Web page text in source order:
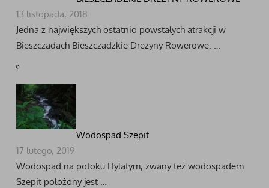
13 listopada, 2018
Jedna z największych ostatnio powstałych atrakcji w
Bieszczadach Bieszczadzkie Drezyny Rowerowe. …
Wodospad Szepit
17 lutego, 2019
Wodospad na potoku Hylatym, zwany też wodospadem
Szepit położony jest …